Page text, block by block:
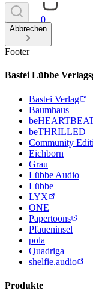
0
Abbrechen
Footer
Bastei Lübbe
Bastei Verlag
Baumhaus
beTHRILLED
Community
Eichborn
Grau
Lübbe Audio
Lübbe
LYX
ONE
Papertoons
Pfaueninsel
pola
Quadriga
shelfie.audio
Produkte